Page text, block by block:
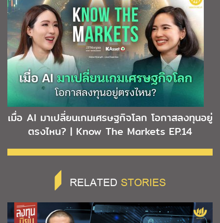
เมื่อ AI มาเปลี่ยนเกมเศรษฐกิจโลก โอกาสลงทุนอยู่
ตรงไหน? | Know The Markets EP.14
RELATED STORIES